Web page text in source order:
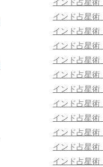
インド占星
インド占星
インド占星
インド占星
インド占星
インド占星
インド占星
インド占星
インド占星
インド占星
インド占星